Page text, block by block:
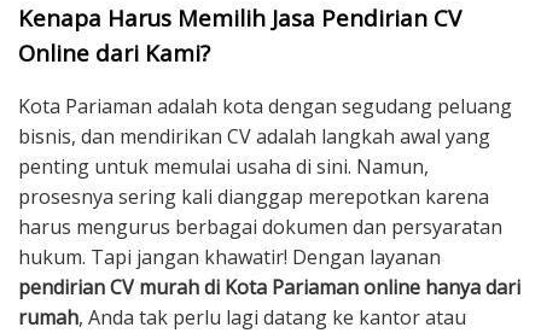
Kenapa Harus Memilih Jasa Pendirian CV
Online dari Kami?
Kota Pariaman adalah kota dengan segudang peluang
bisnis, dan mendirikan CV adalah langkah awal yang
penting untuk memulai usaha di sini. Namun,
prosesnya sering kali dianggap merepotkan karena
harus mengurus berbagai dokumen dan persyaratan
hukum. Tapi jangan khawatir! Dengan layanan
pendirian CV murah di Kota Pariaman online hanya dari
rumah, Anda tak perlu lagi datang ke kantor atau